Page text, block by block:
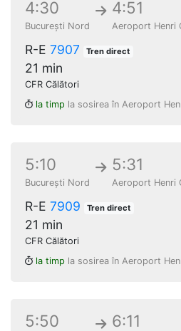
4:30
București Nord
4:51
Aeroport Henri
R-E 7907 Tren direct
21 min
CFR Călători
la timp la sosirea în Aeroport
5:10
București Nord
5:31
Aeroport Henri
R-E 7909 Tren direct
21 min
CFR Călători
la timp la sosirea în Aeroport
5:50 6:11